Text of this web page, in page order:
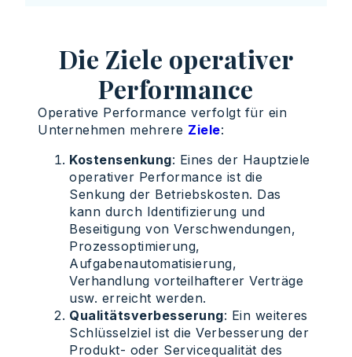
Die Ziele operativer
Performance
Operative Performance verfolgt für ein
Unternehmen mehrere Ziele:
Kostensenkung: Eines der Hauptziele
operativer Performance ist die
Senkung der Betriebskosten. Das
kann durch Identifizierung und
Beseitigung von Verschwendungen,
Prozessoptimierung,
Aufgabenautomatisierung,
Verhandlung vorteilhafterer Verträge
usw. erreicht werden.
Qualitätsverbesserung: Ein weiteres
Schlüsselziel ist die Verbesserung der
Produkt- oder Servicequalität des